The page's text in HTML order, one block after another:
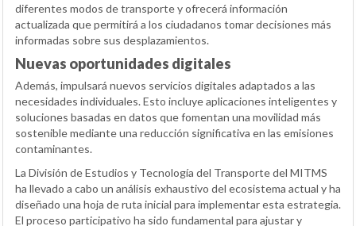
diferentes modos de transporte y ofrecerá información
actualizada que permitirá a los ciudadanos tomar decisiones más
informadas sobre sus desplazamientos.
Nuevas oportunidades digitales
Además, impulsará nuevos servicios digitales adaptados a las
necesidades individuales. Esto incluye aplicaciones inteligentes y
soluciones basadas en datos que fomentan una movilidad más
sostenible mediante una reducción significativa en las emisiones
contaminantes.
La División de Estudios y Tecnología del Transporte del MITMS
ha llevado a cabo un análisis exhaustivo del ecosistema actual y ha
diseñado una hoja de ruta inicial para implementar esta estrategia.
El proceso participativo ha sido fundamental para ajustar y